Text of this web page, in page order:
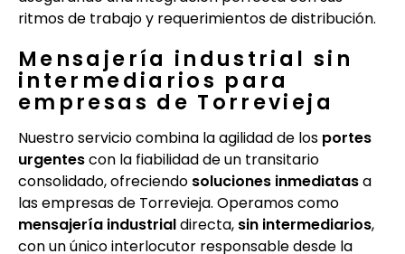
ritmos de trabajo y requerimientos de distribución.
Mensajería industrial sin
intermediarios para
empresas de Torrevieja
Nuestro servicio combina la agilidad de los portes
urgentescon la fiabilidad de un transitario
consolidado, ofreciendo soluciones inmediatasa
las empresas de Torrevieja. Operamos como
mensajería industrialdirecta, sin intermediarios,
con un único interlocutor responsable desde la